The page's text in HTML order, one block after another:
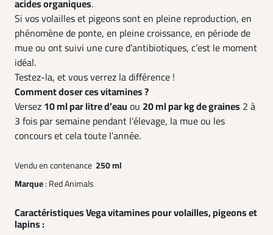
acides organiques.
Si vos volailles et pigeons sont en pleine reproduction, en
phénomène de ponte, en pleine croissance, en période de
mue ou ont suivi une cure d’antibiotiques, c’est le moment
idéal.
Testez-la, et vous verrez la différence !
Comment doser ces vitamines ?
Versez 10 ml par litre d’eau ou 20 ml par kg de graines 2 à
3 fois par semaine pendant l'élevage, la mue ou les
concours et cela toute l’année.
Vendu en contenance 250 ml
Marque: Red Animals
Caractéristiques Vega vitamines pour volailles, pigeons et
lapins :